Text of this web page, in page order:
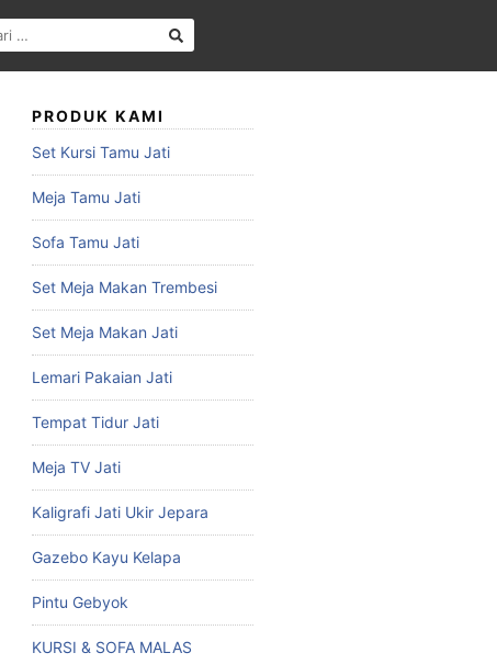
PRODUK KAMI
Set Kursi Tamu Jati
Meja Tamu Jati
Sofa Tamu Jati
Set Meja Makan Trembesi
Set Meja Makan Jati
Lemari Pakaian Jati
Tempat Tidur Jati
Meja TV Jati
Kaligrafi Jati Ukir Jepara
Gazebo Kayu Kelapa
Pintu Gebyok
KURSI & SOFA MALAS